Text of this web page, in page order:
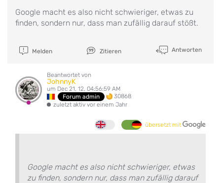
Google macht es also nicht schwieriger, etwas zu
finden, sondern nur, dass man zufällig darauf stößt.
Melden Zitieren Antworten
Beantwortet von
JohnnyK
um Dec 21, 12, 04:56:59 AM
Forum admin
30868
zuletzt aktiv vor einem Jahr
übersetzt mit
Google macht es also nicht schwieriger, etwas
zu finden, sondern nur, dass man zufällig darauf